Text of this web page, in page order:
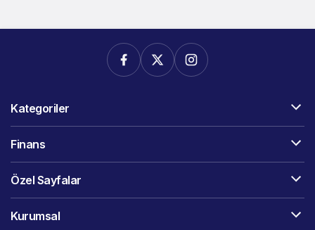
Kategoriler
Finans
Özel Sayfalar
Kurumsal